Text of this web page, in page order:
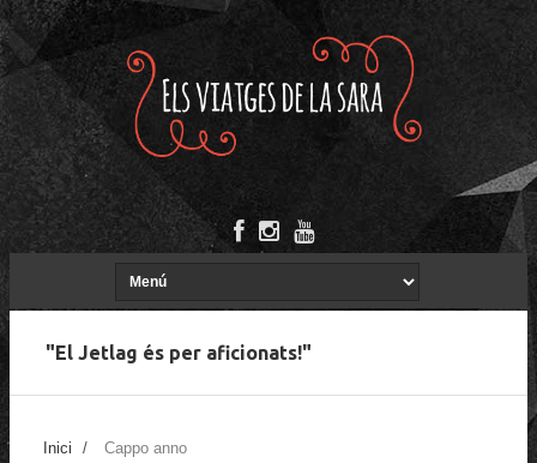
"El Jetlag és per aficionats!"
Inici / Cappo anno